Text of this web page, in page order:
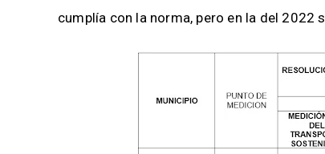
cumplía con la norma, pero en la del